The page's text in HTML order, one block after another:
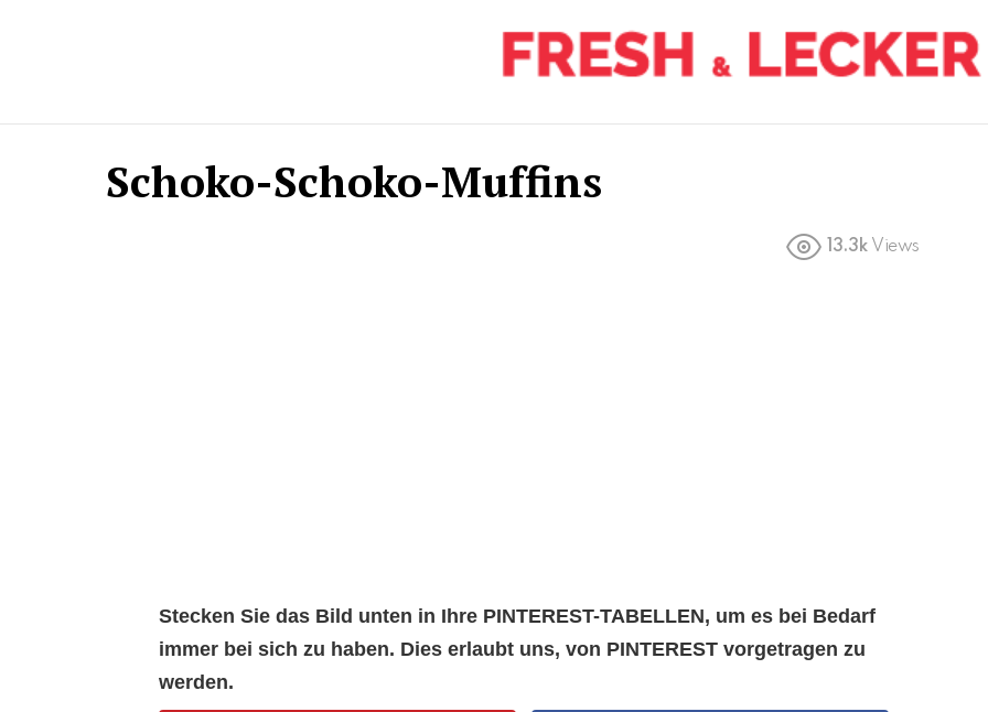
Schoko-Schoko-Muffins
13.3k Views
Stecken Sie das Bild unten in Ihre PINTEREST-TABELLEN, um es bei Bedarf
immer bei sich zu haben. Dies erlaubt uns, von PINTEREST vorgetragen zu
werden.